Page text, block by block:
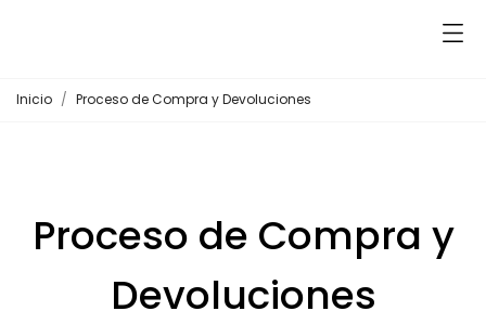
Inicio Proceso de Compra y Devoluciones
Proceso de Compra y
Devoluciones